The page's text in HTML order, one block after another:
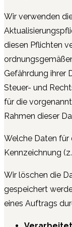
Wir verwenden
diesen Pflichten
Gefährdung ihrer
Steuer- und
für die
Rahmen dieser
Welche Daten für
Kennzeichnung
Wir löschen die
gespeichert
eines Auftrags